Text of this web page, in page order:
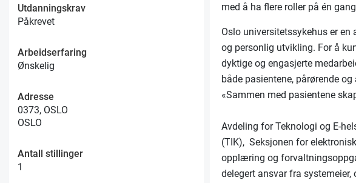
Utdanningskrav
Påkrevet
Arbeidserfaring
Ønskelig
Adresse
0373, OSLO
OSLO
Antall stillinger
1
med å ha flere roller på én
Oslo universitetssykehus er
og personlig utvikling. For å
dyktige og engasjerte
både pasientene, pårørende
«Sammen med pasientene
Avdeling for Teknologi og E-
(TIK), Seksjonen for
opplæring og
delegert ansvar fra